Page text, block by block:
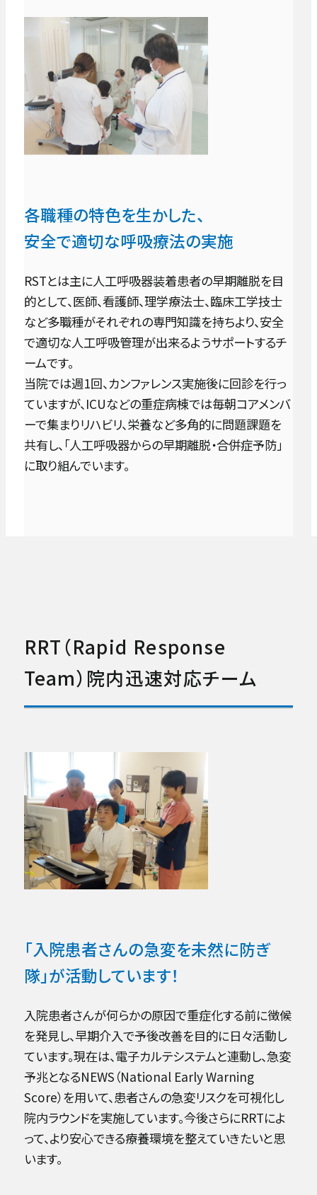
各職種の特色を生かした、
安全で適切な呼吸療法の実施
RSTとは主に人工呼吸器装着患者の早期離脱を目
的として、医師、看護師、理学療法士、臨床工学技士
など多職種がそれぞれの専門知識を持ちより、安全
で適切な人工呼吸管理が出来るようサポートするチ
ームです。
当院では週1回、カンファレンス実施後に回診を行っ
ていますが、ICUなどの重症病棟では毎朝コアメンバ
ーで集まりリハビリ、栄養など多角的に問題課題を
共有し、「人工呼吸器からの早期離脱・合併症予防」
に取り組んでいます。
RRT（Rapid Response
Team） 院内迅速対応チーム
「入院患者さんの急変を未然に防ぎ
隊」が活動しています！
入院患者さんが何らかの原因で重症化する前に徴候
を発見し、早期介入で予後改善を目的に日々活動し
ています。現在は、電子カルテシステムと連動し、急変
予兆となるNEWS（National Early Warning
Score）を用いて、患者さんの急変リスクを可視化し
院内ラウンドを実施しています。今後さらにRRTによ
って、より安心できる療養環境を整えていきたいと思
います。